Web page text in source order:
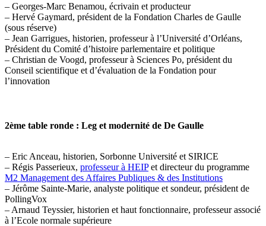
– Georges-Marc Benamou, écrivain et producteur
– Hervé Gaymard, président de la Fondation Charles de Gaulle
(sous réserve)
– Jean Garrigues, historien, professeur à l’Université d’Orléans,
Président du Comité d’histoire parlementaire et politique
– Christian de Voogd, professeur à Sciences Po, président du
Conseil scientifique et d’évaluation de la Fondation pour
l’innovation
2ème table ronde : Leg et modernité de De Gaulle
– Eric Anceau, historien, Sorbonne Université et SIRICE
– Régis Passerieux, professeur à HEIPet directeur du programme
M2 Management des Affaires Publiques & des Institutions
– Jérôme Sainte-Marie, analyste politique et sondeur, président de
PollingVox
– Arnaud Teyssier, historien et haut fonctionnaire, professeur associé
à l’Ecole normale supérieure